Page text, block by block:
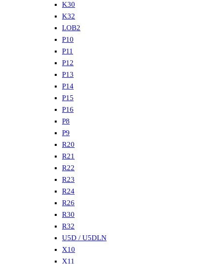
K30
K32
LOB2
P10
P11
P12
P13
P14
P15
P16
P8
P9
R20
R21
R22
R23
R24
R26
R30
R32
U5D / U5DLN
X10
X11